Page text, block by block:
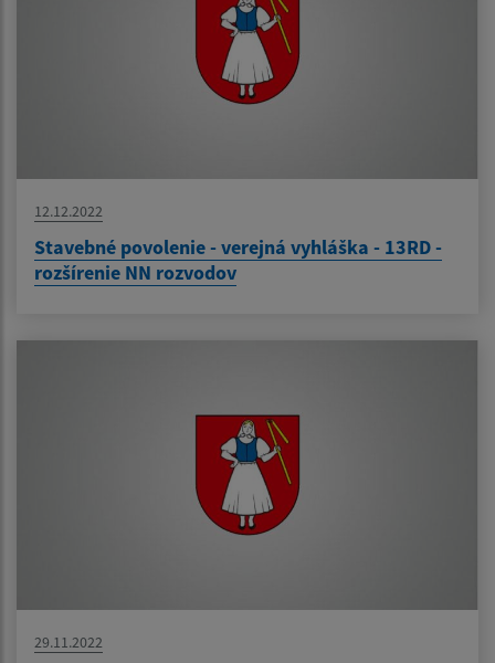
12.12.2022
Stavebné povolenie - verejná vyhláška - 13RD -
rozšírenie NN rozvodov
29.11.2022